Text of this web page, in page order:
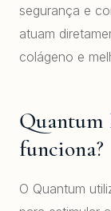
segurança e
atuam
colágeno e
Quantum
funciona?
O Quantum